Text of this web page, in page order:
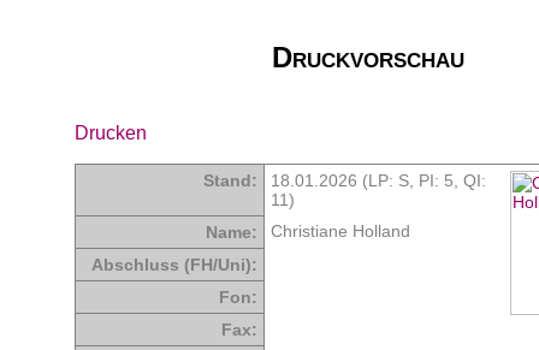
Druckvorschau
Drucken
Stand: 18.01.2026 (LP: S, PI: 5 QI:
11)
Name:
Christiane Holland
Abschluss (FH/Uni):
Fon:
Fax: